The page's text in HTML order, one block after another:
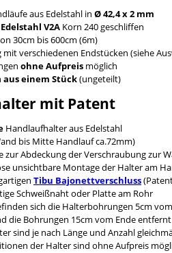
aus Edelstahl in Ø 42,4 x 2 mm
Edelstahl V2A Korn 240 geschliffen
30cm bis 600cm (6m)
verschiedenen Endstücken (siehe
ohne Aufpreis möglich
aus einem Stück(ungeteilt)
mit Patent
Handlaufhalter aus Edelstahl
bis Mitte Handlauf ca.72mm)
zur Abdeckung der Verschraubung zur
unsichtbare Montage der Halter am
Tibu Bajonettverschluss
Schweißnaht oder Platte am Rohr
sich die Halterbohrungen 5cm
die Bohrungen 15cm vom Ende entfernt
sind je nach Länge und Anzahl
der Halter sind ohne Aufpreis